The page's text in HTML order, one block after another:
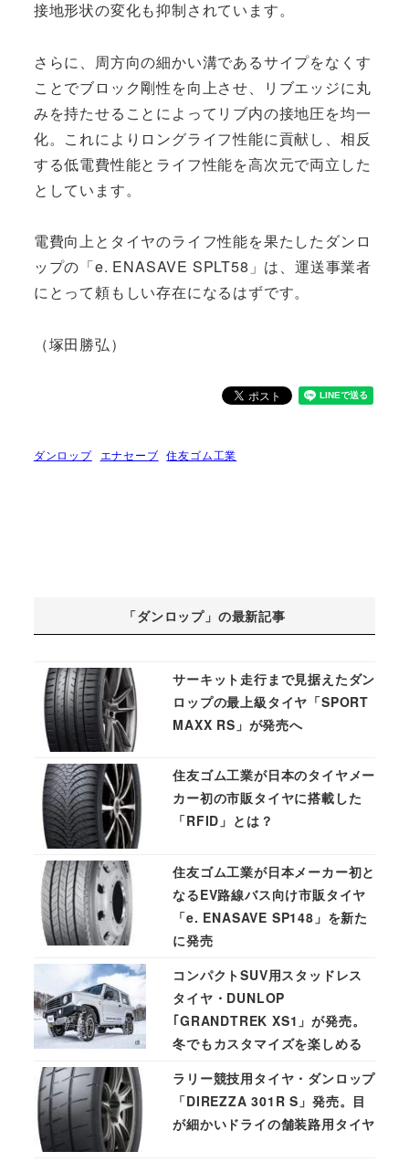
接地形状の変化も抑制されています。
さらに、周方向の細かい溝であるサイプをなくす
ことでブロック剛性を向上させ、リブエッジに丸
みを持たせることによってリブ内の接地圧を均一
化。これによりロングライフ性能に貢献し、相反
する低電費性能とライフ性能を高次元で両立した
としています。
電費向上とタイヤのライフ性能を果たしたダンロ
ップの「e. ENASAVE SPLT58」は、運送事業者
にとって頼もしい存在になるはずです。
（塚田勝弘）
ダンロップ エナセーブ 住友ゴム工業
「ダンロップ」の最新記事
サーキット走行まで見据えたダン
ロップの最上級タイヤ「SPORT
MAXX RS」が発売へ
住友ゴム工業が日本のタイヤメー
カー初の市販タイヤに搭載した
「RFID」とは？
住友ゴム工業が日本メーカー初と
なるEV路線バス向け市販タイヤ
「e. ENASAVE SP148」を新た
に発売
コンパクトSUV用スタッドレス
タイヤ・DUNLOP
｢GRANDTREK XS1」が発売。
冬でもカスタマイズを楽しめる
ラリー競技用タイヤ・ダンロップ
「DIREZZA 301R S」発売。目
が細かいドライの舗装路用タイヤ